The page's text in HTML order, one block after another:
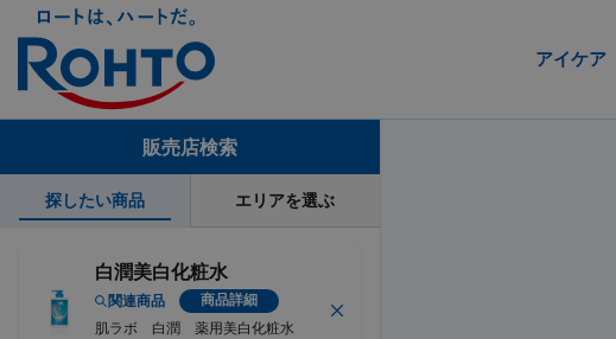
アイケア
販売店検索
探したい商品 エリアを選ぶ
白潤美白化粧水
関連商品
商品詳細
肌ラボ 白潤 薬用美白化粧水